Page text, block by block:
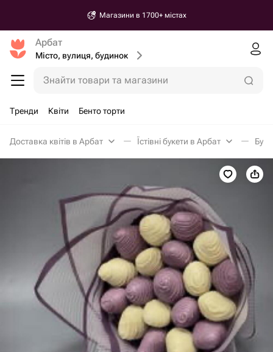
Магазини в 1700+ містах
Арбат
Місто, вулиця, будинок
Знайти товари та магазини
Тренди Квіти Бенто торти
Доставка квітів в Арбат Їстівні букети в Арбат